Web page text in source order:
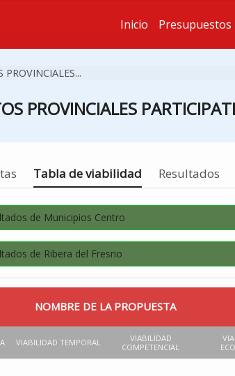
Estás en
Inicio
PROVINCIALES...
PROVINCIALES
Estás en
Tabla de viabilidad Resultados
de Municipios Centro
de Ribera del Fresno
NOMBRE DE LA PROPUESTA
VIABILIDAD TEMPORAL
VIABILIDAD
COMPETENCIAL